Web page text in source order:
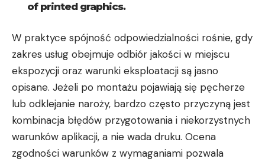
of printed graphics.
W praktyce spójność odpowiedzialności rośnie, gdy
zakres usług obejmuje odbiór jakości w miejscu
ekspozycji oraz warunki eksploatacji są jasno
opisane. Jeżeli po montażu pojawiają się pęcherze
lub odklejanie naroży, bardzo często przyczyną jest
kombinacja błędów przygotowania i niekorzystnych
warunków aplikacji, a nie wada druku. Ocena
zgodności warunków z wymaganiami pozwala